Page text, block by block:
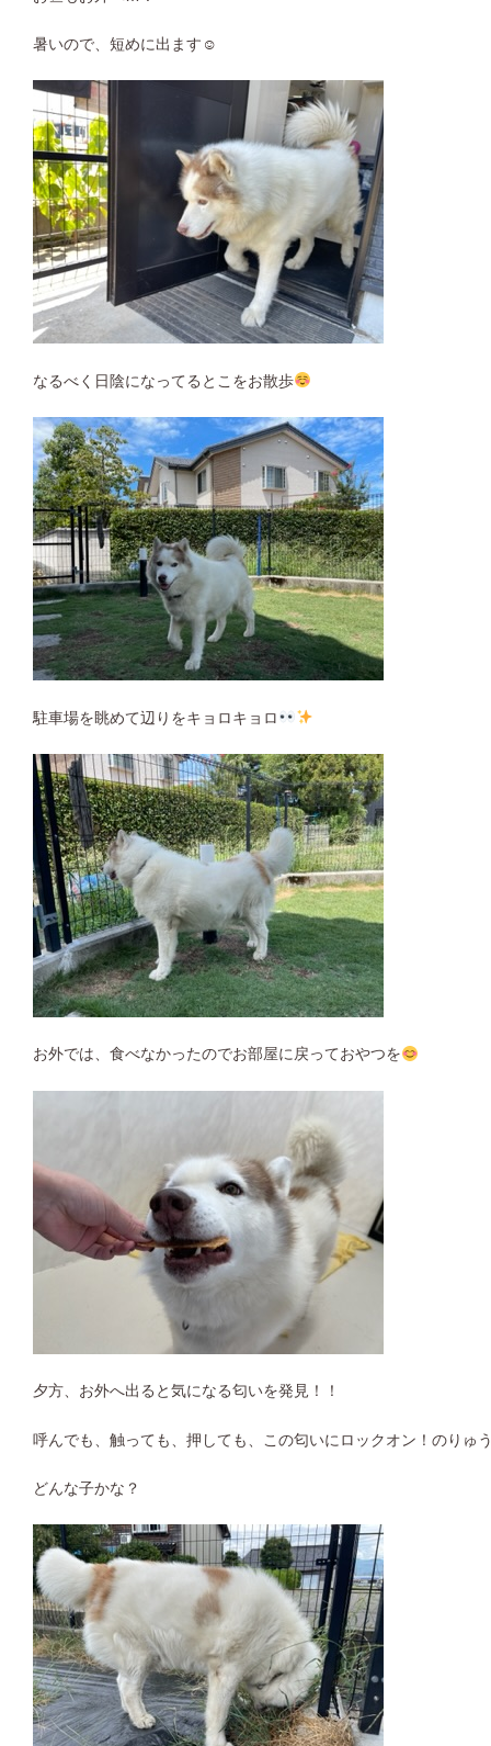
暑いので、短めに出ます☺︎
なるべく日陰になってるとこをお散歩
駐車場を眺めて辺りをキョロキョロ
お外では、食べなかったのでお部屋に戻っておやつを
夕方、お外へ出ると気になる匂いを発見！！
呼んでも、触っても、押しても、この匂いにロックオン！のりゅ
どんな子かな？